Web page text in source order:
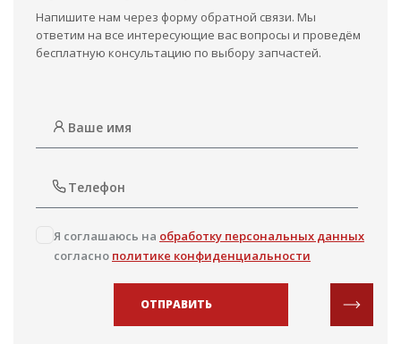
Напишите нам через форму обратной связи. Мы
ответим на все интересующие вас вопросы и проведём
бесплатную консультацию по выбору запчастей.
Я соглашаюсь на обработку персональных данных
согласно политике конфиденциальности
ОТПРАВИТЬ